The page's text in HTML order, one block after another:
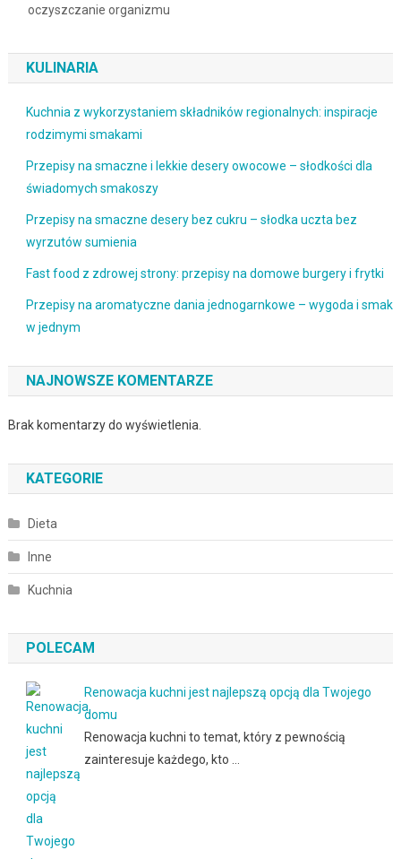
oczyszczanie organizmu
KULINARIA
Kuchnia z wykorzystaniem składników regionalnych: inspiracje
rodzimymi smakami
Przepisy na smaczne i lekkie desery owocowe – słodkości dla
świadomych smakoszy
Przepisy na smaczne desery bez cukru – słodka uczta bez
wyrzutów sumienia
Fast food z zdrowej strony: przepisy na domowe burgery i frytki
Przepisy na aromatyczne dania jednogarnkowe – wygoda i smak
w jednym
NAJNOWSZE KOMENTARZE
Brak komentarzy do wyświetlenia.
KATEGORIE
Dieta
Inne
Kuchnia
POLECAM
Renowacja kuchni jest najlepszą opcją dla Twojego
domu
Renowacja kuchni to temat, który z pewnością
zainteresuje każdego, kto …